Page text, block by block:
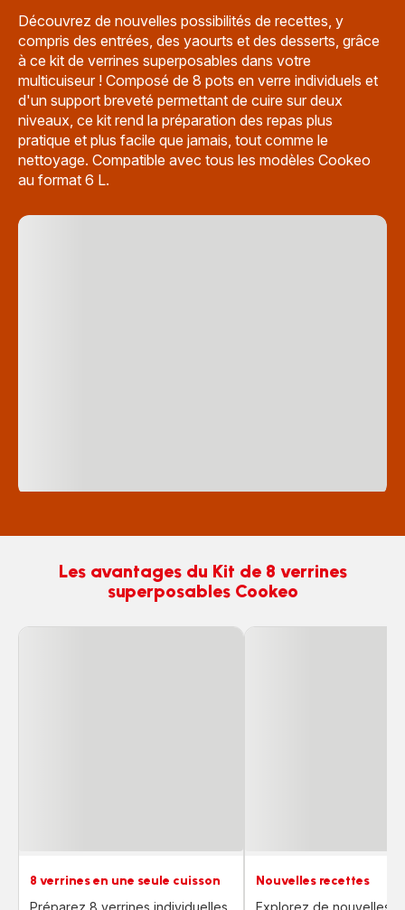
Découvrez de nouvelles possibilités de recettes, y
compris des entrées, des yaourts et des desserts, grâce
à ce kit de verrines superposables dans votre
multicuiseur ! Composé de 8 pots en verre individuels et
d'un support breveté permettant de cuire sur deux
niveaux, ce kit rend la préparation des repas plus
pratique et plus facile que jamais, tout comme le
nettoyage. Compatible avec tous les modèles Cookeo
au format 6 L.
Les avantages du Kit de 8 verrines
superposables Cookeo
8 verrines en une seule cuisson
Préparez 8 verrines individuelles
Nouvelles recettes
Explorez de nouvelles